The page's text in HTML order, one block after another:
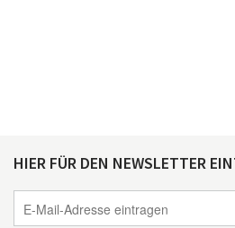
HIER FÜR DEN NEWSLETTER